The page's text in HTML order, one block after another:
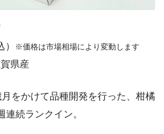
※価格は市場相場により変動します
県産
をかけて品種開発を行った、柑橘
続ランクイン。